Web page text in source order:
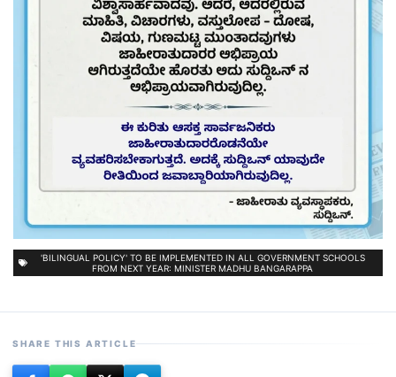
'BILINGUAL POLICY' TO BE IMPLEMENTED IN ALL GOVERNMENT SCHOOLS
FROM NEXT YEAR: MINISTER MADHU BANGARAPPA
SHARE THIS ARTICLE